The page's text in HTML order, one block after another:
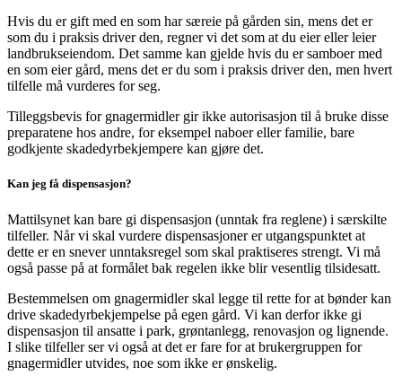
Hvis du er gift med en som har særeie på gården sin, mens det er
som du i praksis driver den, regner vi det som at du eier eller leier
landbrukseiendom. Det samme kan gjelde hvis du er samboer med
en som eier gård, mens det er du som i praksis driver den, men hvert
tilfelle må vurderes for seg.
Tilleggsbevis for gnagermidler gir ikke autorisasjon til å bruke disse
preparatene hos andre, for eksempel naboer eller familie, bare
godkjente skadedyrbekjempere kan gjøre det.
Kan jeg få dispensasjon?
Mattilsynet kan bare gi dispensasjon (unntak fra reglene) i særskilte
tilfeller. Når vi skal vurdere dispensasjoner er utgangspunktet at
dette er en snever unntaksregel som skal praktiseres strengt. Vi må
også passe på at formålet bak regelen ikke blir vesentlig tilsidesatt.
Bestemmelsen om gnagermidler skal legge til rette for at bønder kan
drive skadedyrbekjempelse på egen gård. Vi kan derfor ikke gi
dispensasjon til ansatte i park, grøntanlegg, renovasjon og lignende.
I slike tilfeller ser vi også at det er fare for at brukergruppen for
gnagermidler utvides, noe som ikke er ønskelig.